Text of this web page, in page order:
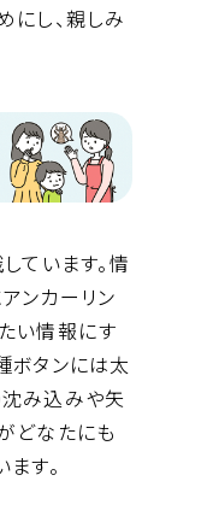
にし、親しみ
ています。情
ンカーリン
い情報にす
ボタンには太
み込みや矢
どなたにも
す。